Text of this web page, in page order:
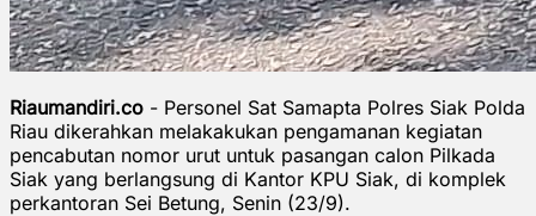
Riaumandiri.co - Personel Sat Samapta Polres Siak Polda
Riau dikerahkan melakakukan pengamanan kegiatan
pencabutan nomor urut untuk pasangan calon Pilkada
Siak yang berlangsung di Kantor KPU Siak, di komplek
perkantoran Sei Betung, Senin (23/9).